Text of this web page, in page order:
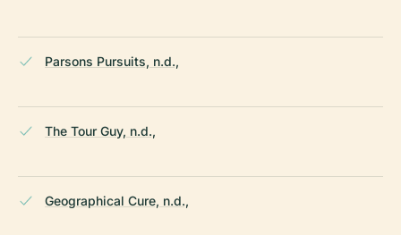
Parsons Pursuits, n.d.,
The Tour Guy, n.d.,
Geographical Cure, n.d.,